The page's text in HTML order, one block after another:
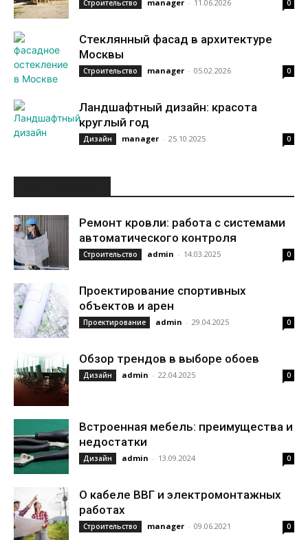
Строительство manager - 11.06.2026 0
Стеклянный фасад в архитектуре
Москвы
Строительство manager - 05.02.2026 0
Ландшафтный дизайн: красота
круглый год
Дизайн manager - 25.10.2025 0
Ремонт кровли: работа с системами
автоматического контроля
Строительство admin - 14.03.2025 0
Проектирование спортивных
объектов и арен
Проектирование admin - 29.04.2025 0
Обзор трендов в выборе обоев
Дизайн admin - 22.04.2025 0
Встроенная мебель: преимущества и
недостатки
Дизайн admin - 13.09.2024 0
О кабеле ВВГ и электромонтажных
работах
Строительство manager - 09.06.2021 0